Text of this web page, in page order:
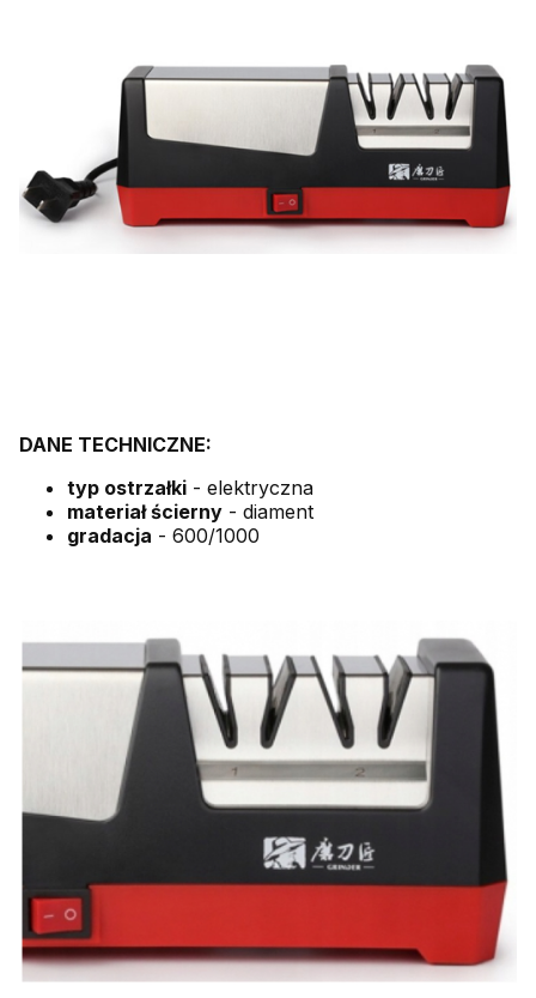
DANE TECHNICZNE:
typ ostrzałki - elektryczna
materiał ścierny - diament
gradacja - 600/1000